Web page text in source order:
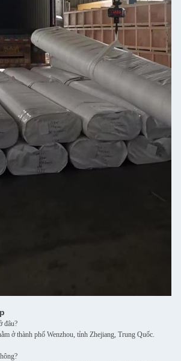
đâu?
ở thành phố Wenzhou, tỉnh Zhejiang, Trung Quốc.